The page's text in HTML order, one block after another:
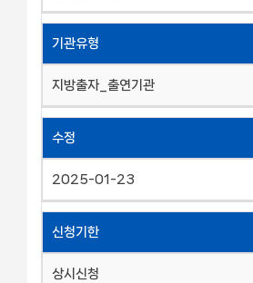
기관유형
지방출자_출연기관
수정
2025-01-23
신청기한
상시신청